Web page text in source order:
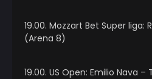
19.00. Mozzart Bet Super liga:
(Arena 8)
19.00. US Open: Emilio Nava